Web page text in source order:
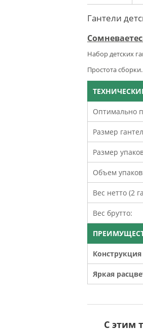
Гантели
Набор детских
Простота
Оптимально
Размер
Размер
Объем
Вес нетто (2
Вес брутто:
Конструкция
Яркая
С этим